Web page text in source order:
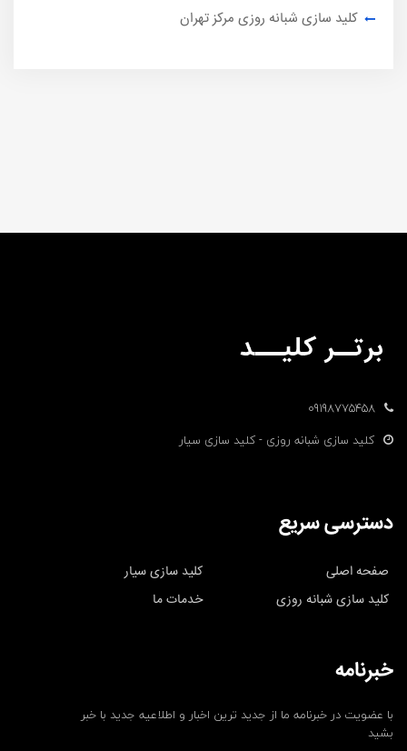
کلید سازی شبانه روزی مرکز تهران
09198775458
کلید سازی شبانه روزی - کلید سازی سیار
دسترسی سریع
صفحه اصلی
کلید سازی سیار
کلید سازی شبانه روزی
خدمات ما
خبرنامه
با عضویت در خبرنامه ما از جدید ترین اخبار و اطلاعیه جدید با خبر
بشید